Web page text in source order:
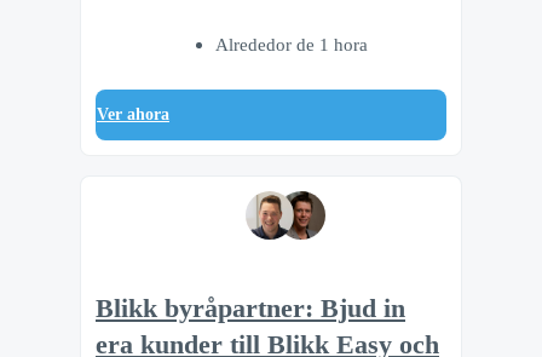
Alrededor de 1 hora
Ver ahora
Blikk byråpartner: Bjud in
era kunder till Blikk Easy och